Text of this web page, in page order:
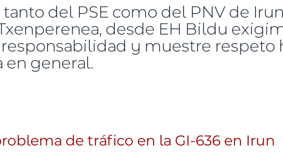
del PSE como del PNV de
desde EH Bildu
y muestre respeto
en general.
dé explicaciones públicas sobre la situación de
de tráfico en la GI-636 en Irun